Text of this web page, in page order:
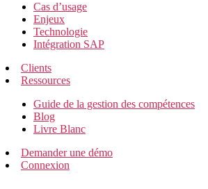
Cas d’usage
Enjeux
Technologie
Intégration SAP
Clients
Ressources
Guide de la gestion des compétences
Blog
Livre Blanc
Demander une démo
Connexion